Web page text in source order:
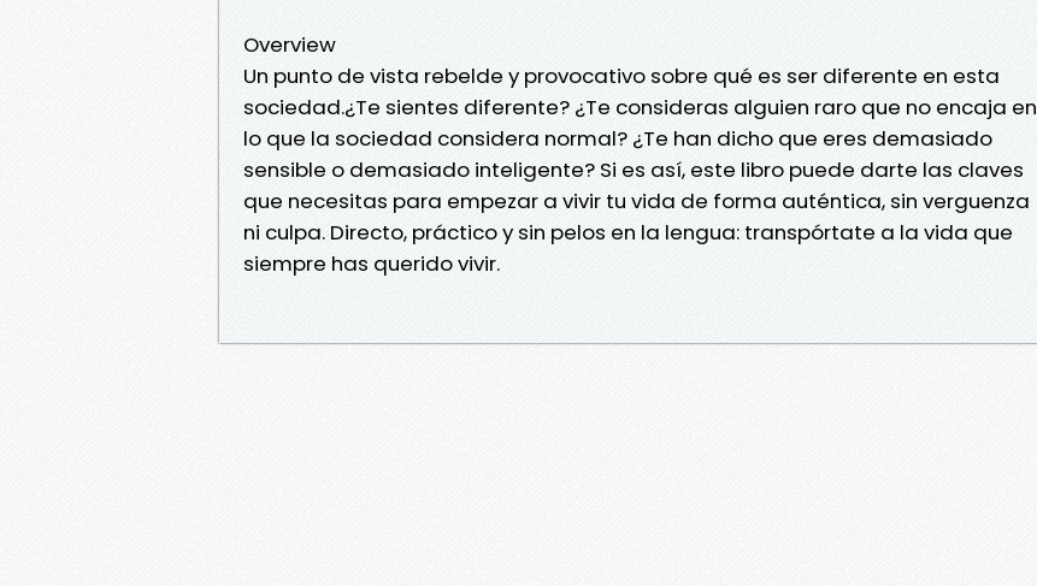
Overview
Un punto de vista rebelde y provocativo sobre qué es ser diferente en esta
sociedad.¿Te sientes diferente? ¿Te consideras alguien raro que no encaja en
lo que la sociedad considera normal? ¿Te han dicho que eres demasiado
sensible o demasiado inteligente? Si es así, este libro puede darte las claves
que necesitas para empezar a vivir tu vida de forma auténtica, sin verguenza
ni culpa. Directo, práctico y sin pelos en la lengua: transpórtate a la vida que
siempre has querido vivir.